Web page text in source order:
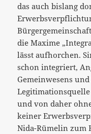
das auch bislang
die Maxime
lässt aufhorchen.
schon integriert,
Gemeinwesens
und von daher
keiner
Nida-Rümelin zum